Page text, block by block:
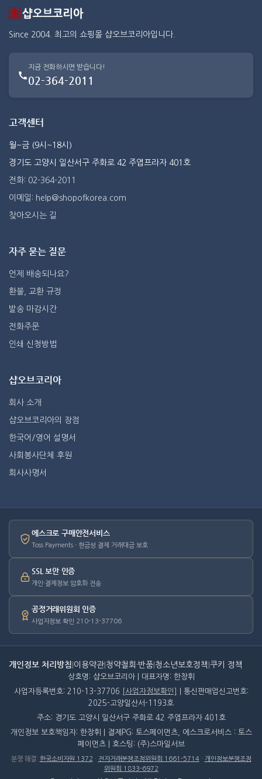
Since 2004. 최고의 쇼핑몰 샵오브코리아입니다.
지금 전화하시면 받습니다!
02-364-2011
고객센터
월~금 (9시~18시)
경기도 고양시 일산서구 주화로 42 주엽프라자 401호
전화: 02-364-2011
이메일: help@shopofkorea.com
찾아오시는 길
자주 묻는 질문
언제 배송되나요?
환불, 교환 규정
발송 마감시간
전화주문
인쇄 신청방법
샵오브코리아
회사 소개
샵오브코리아의 장점
한국어/영어 설명서
사회봉사단체 후원
회사사명서
에스크로 구매안전서비스
Toss Payments · 현금성 결제 거래대금 보호
SSL 보안 인증
개인·결제정보 암호화 전송
공정거래위원회 인증
사업자정보 확인 210-13-37706
개인정보 처리방침 이용약관 청약철회·반품 청소년보호정책 쿠키 정책
상호명: 샵오브코리아 | 대표자명: 한창휘
사업자등록번호: 210-13-37706
[사업자정보확인]
| 통신판매업신고번호:
2025-고양일산서-1193호
주소: 경기도 고양시 일산서구 주화로 42 주엽프라자 401호
개인정보 보호책임자: 한창휘 | 결제PG: 토스페이먼츠, 에스크로서비스 : 토스
페이먼츠 | 호스팅: (주)스마일서브
분쟁 해결: 한국소비자원 1372 · 전자거래분쟁조정위원회 1661-5714 · 개인정보분쟁조정
위원회 1833-6972